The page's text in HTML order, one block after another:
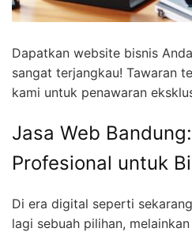
Dapatkan website bisnis
sangat terjangkau! Tawaran
kami untuk penawaran
Jasa Web
Profesional untuk
Di era digital seperti
lagi sebuah pilihan,